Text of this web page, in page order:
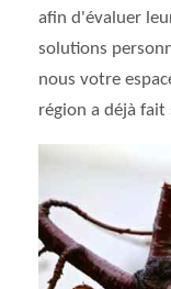
afin d'évaluer
solutions
nous votre
région a déjà fait